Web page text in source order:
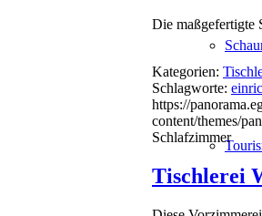
Die maßgefertigte
Kategorien:
Schlagworte:
https://
content/themes/
Schlafzimmer
Tischlerei